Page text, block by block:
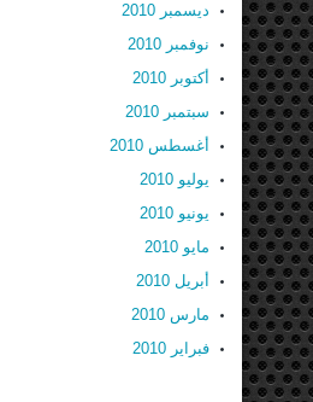
ديسمبر 2010
نوفمبر 2010
أكتوبر 2010
سبتمبر 2010
أغسطس 2010
يوليو 2010
يونيو 2010
مايو 2010
أبريل 2010
مارس 2010
فبراير 2010